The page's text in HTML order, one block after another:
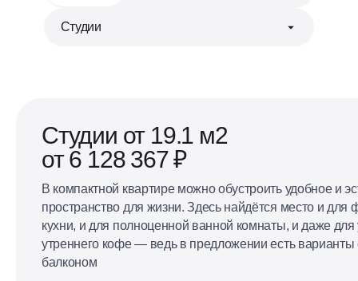
Студии от 19.1 м2
от 6 128 367 ₽
В компактной квартире можно обустроить удобное и
пространство для жизни. Здесь найдётся место и для
кухни, и для полноценной ванной комнаты, и даже для
утреннего кофе — ведь в предложении есть
балконом